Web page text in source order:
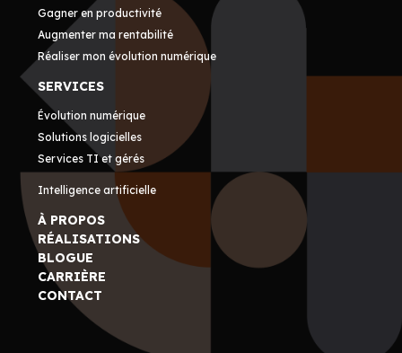
Gagner en productivité
Augmenter ma rentabilité
Réaliser mon évolution numérique
SERVICES
Évolution numérique
Solutions logicielles
Services TI et gérés
Intelligence artificielle
À PROPOS
RÉALISATIONS
BLOGUE
CARRIÈRE
CONTACT